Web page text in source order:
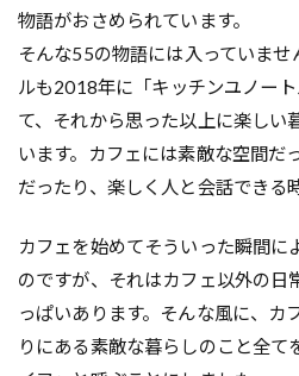
物語がおさめられています。
そんな55の物語には入っていませ
ルも2018年に「キッチンユノー
て、それから思った以上に楽しい
います。カフェには素敵な空間だ
だったり、楽しく人と会話できる
カフェを始めてそういった瞬間に
のですが、それはカフェ以外の日
っぱいあります。そんな風に、カ
りにある素敵な暮らしのこと全て